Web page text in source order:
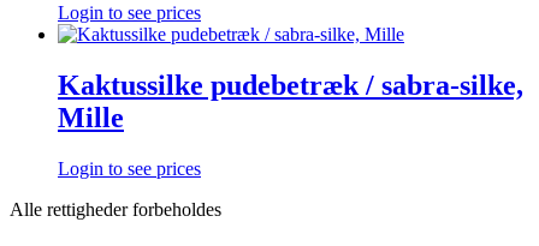
Login to see prices
Kaktussilke pudebetræk / sabra-silke,
Mille
Login to see prices
Alle rettigheder forbeholdes